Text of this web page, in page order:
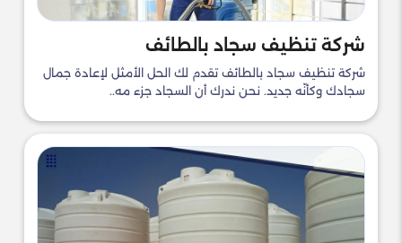
شركة تنظيف سجاد بالطائف
شركة تنظيف سجاد بالطائف تقدم لك الحل الأمثل لإعادة جمال
سجادك وكأنّه جديد. نحن ندرك أن السجاد جزء مه..